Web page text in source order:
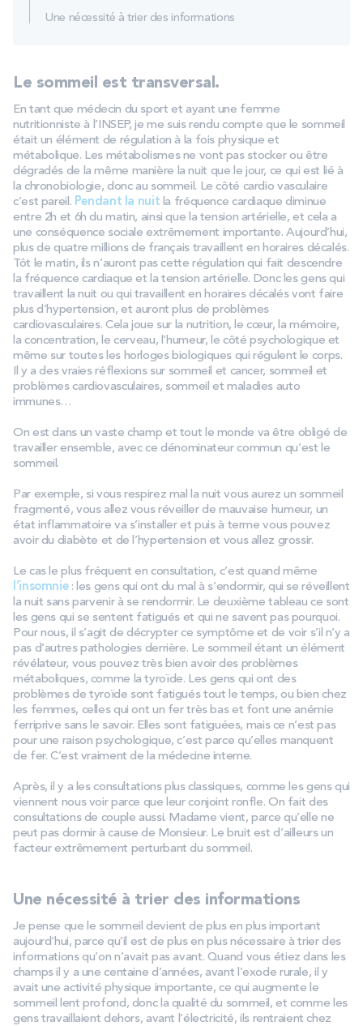
Une nécessité à trier des informations
Le sommeil est transversal.
En tant que médecin du sport et ayant une femme
nutritionniste à l’INSEP, je me suis rendu compte que le sommeil
était un élément de régulation à la fois physique et
métabolique. Les métabolismes ne vont pas stocker ou être
dégradés de la même manière la nuit que le jour, ce qui est lié à
la chronobiologie, donc au sommeil. Le côté cardio vasculaire
c’est pareil. Pendant la nuit la fréquence cardiaque diminue
entre 2h et 6h du matin, ainsi que la tension artérielle, et cela a
une conséquence sociale extrêmement importante. Aujourd’hui,
plus de quatre millions de français travaillent en horaires décalés.
Tôt le matin, ils n’auront pas cette régulation qui fait descendre
la fréquence cardiaque et la tension artérielle. Donc les gens qui
travaillent la nuit ou qui travaillent en horaires décalés vont faire
plus d’hypertension, et auront plus de problèmes
cardiovasculaires. Cela joue sur la nutrition, le cœur, la mémoire,
la concentration, le cerveau, l’humeur, le côté psychologique et
même sur toutes les horloges biologiques qui régulent le corps.
Il y a des vraies réflexions sur sommeil et cancer, sommeil et
problèmes cardiovasculaires, sommeil et maladies auto
immunes…
On est dans un vaste champ et tout le monde va être obligé de
travailler ensemble, avec ce dénominateur commun qu’est le
sommeil.
Par exemple, si vous respirez mal la nuit vous aurez un sommeil
fragmenté, vous allez vous réveiller de mauvaise humeur, un
état inflammatoire va s’installer et puis à terme vous pouvez
avoir du diabète et de l’hypertension et vous allez grossir.
Le cas le plus fréquent en consultation, c’est quand même
l’insomnie: les gens qui ont du mal à s’endormir, qui se réveillent
la nuit sans parvenir à se rendormir. Le deuxième tableau ce sont
les gens qui se sentent fatigués et qui ne savent pas pourquoi.
Pour nous, il s’agit de décrypter ce symptôme et de voir s’il n’y a
pas d’autres pathologies derrière. Le sommeil étant un élément
révélateur, vous pouvez très bien avoir des problèmes
métaboliques, comme la tyroïde. Les gens qui ont des
problèmes de tyroïde sont fatigués tout le temps, ou bien chez
les femmes, celles qui ont un fer très bas et font une anémie
ferriprive sans le savoir. Elles sont fatiguées, mais ce n’est pas
pour une raison psychologique, c’est parce qu’elles manquent
de fer. C’est vraiment de la médecine interne.
Après, il y a les consultations plus classiques, comme les gens qui
viennent nous voir parce que leur conjoint ronfle. On fait des
consultations de couple aussi. Madame vient, parce qu’elle ne
peut pas dormir à cause de Monsieur. Le bruit est d’ailleurs un
facteur extrêmement perturbant du sommeil.
Une nécessité à trier des informations
Je pense que le sommeil devient de plus en plus important
aujourd’hui, parce qu’il est de plus en plus nécessaire à trier des
informations qu’on n’avait pas avant. Quand vous étiez dans les
champs il y a une centaine d’années, avant l’exode rurale, il y
avait une activité physique importante, ce qui augmente le
sommeil lent profond, donc la qualité du sommeil, et comme les
gens travaillaient dehors, avant l’électricité, ils rentraient chez